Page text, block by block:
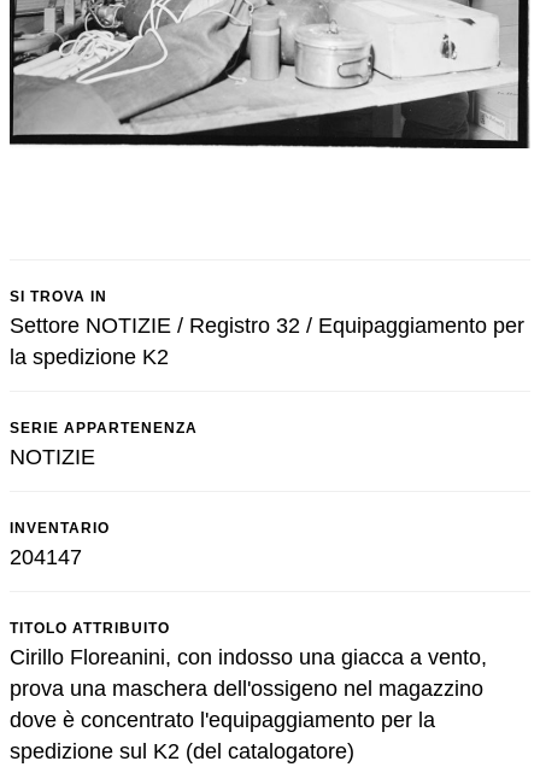
SI TROVA IN
Settore NOTIZIE / Registro 32 / Equipaggiamento per
la spedizione K2
SERIE APPARTENENZA
NOTIZIE
INVENTARIO
204147
TITOLO ATTRIBUITO
Cirillo Floreanini, con indosso una giacca a vento,
prova una maschera dell'ossigeno nel magazzino
dove è concentrato l'equipaggiamento per la
spedizione sul K2 (del catalogatore)